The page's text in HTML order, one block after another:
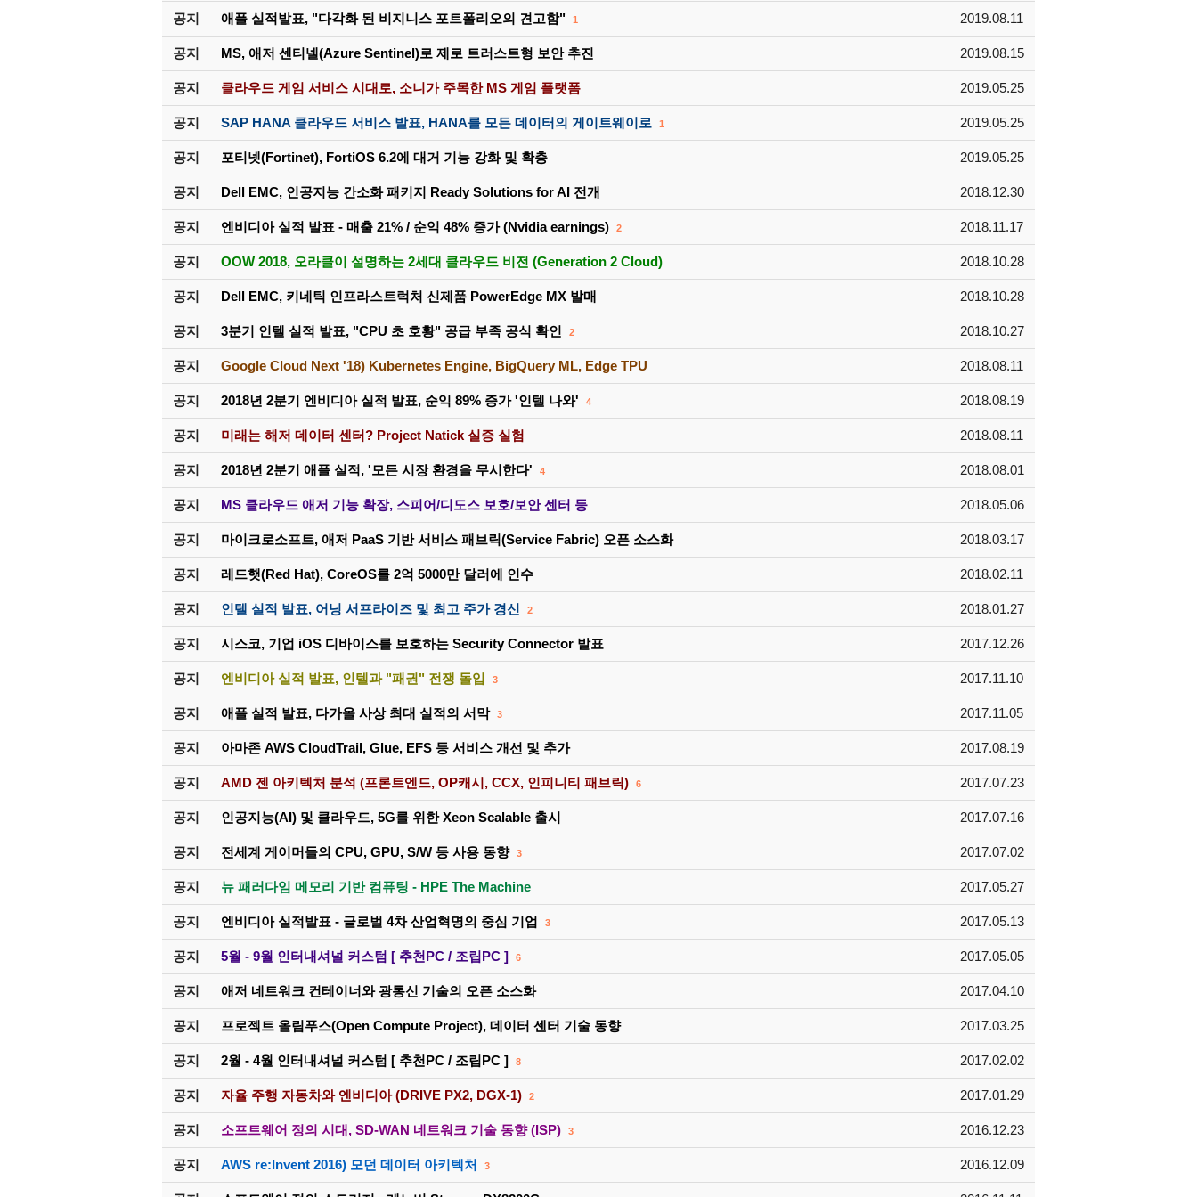
하늘의 지배자, 한국 자체개발 수퍼전투기 'KF-21 Boramae' 출고식(K-방산)
BTS, 팝과 K팝을 넘어선 새로운 '유니버셜 팝' 신장르 개척인가
SK하이닉스, 삼전 제치고 코스피 시총 1위…25년만 대장주 교체(종합)
한국 자동차 시장 정복한 '테슬라', 본격적인 전기차 시대로 전환
보증이 막 끝난 차량이 박살나서 들어왔습니다
20번 넘게 미션을 내렸던 이유
(보안혁명) 사이버 공격도 AI 시대로 진입, 이제 해킹전문가 등 필요없다
쏘렌토 싼타페 끝났다! 동급 최강의 하체구성 l 르노 필랑트 하이브리드 하...
공유기가 스파이였다? 러시아 APT28, DNS 악용해 정보 탈취
펄어비스 붉은사막, 전세계 1위 최고게임 등극? 흥행폭발
BTS, 팝과 K팝을 넘어선 새로운 '유니버셜 팝' 신장르 개척인가
공지 애플 실적발표, "다각화 된 비지니스 포트폴리오의 견고함" 1 2019.08.11
공지 MS, 애저 센티넬(Azure Sentinel)로 제로 트러스트형 보안 추진 2019.08.15
공지 클라우드 게임 서비스 시대로, 소니가 주목한 MS 게임 플랫폼 2019.05.25
공지 SAP HANA 클라우드 서비스 발표, HANA를 모든 데이터의 게이트웨이로 1 2019.05.25
공지 포티넷(Fortinet), FortiOS 6.2에 대거 기능 강화 및 확충 2019.05.25
공지 Dell EMC, 인공지능 간소화 패키지 Ready Solutions for AI 전개 2018.12.30
공지 엔비디아 실적 발표 - 매출 21% / 순익 48% 증가 (Nvidia earnings) 2 2018.11.17
공지 OOW 2018, 오라클이 설명하는 2세대 클라우드 비전 (Generation 2 Cloud) 2018.10.28
공지 Dell EMC, 키네틱 인프라스트럭처 신제품 PowerEdge MX 발매 2018.10.28
공지 3분기 인텔 실적 발표, "CPU 초 호황" 공급 부족 공식 확인 2 2018.10.27
공지 Google Cloud Next '18) Kubernetes Engine, BigQuery ML, Edge TPU 2018.08.11
공지 2018년 2분기 엔비디아 실적 발표, 순익 89% 증가 '인텔 나와' 4 2018.08.19
공지 미래는 해저 데이터 센터? Project Natick 실증 실험 2018.08.11
공지 2018년 2분기 애플 실적, '모든 시장 환경을 무시한다' 4 2018.08.01
공지 MS 클라우드 애저 기능 확장, 스피어/디도스 보호/보안 센터 등 2018.05.06
공지 마이크로소프트, 애저 PaaS 기반 서비스 패브릭(Service Fabric) 오픈 소스화 2018.03.17
공지 레드햇(Red Hat), CoreOS를 2억 5000만 달러에 인수 2018.02.11
공지 인텔 실적 발표, 어닝 서프라이즈 및 최고 주가 경신 2 2018.01.27
공지 시스코, 기업 iOS 디바이스를 보호하는 Security Connector 발표 2017.12.26
공지 엔비디아 실적 발표, 인텔과 "패권" 전쟁 돌입 3 2017.11.10
공지 애플 실적 발표, 다가올 사상 최대 실적의 서막 3 2017.11.05
공지 아마존 AWS CloudTrail, Glue, EFS 등 서비스 개선 및 추가 2017.08.19
공지 AMD 젠 아키텍처 분석 (프론트엔드, OP캐시, CCX, 인피니티 패브릭) 6 2017.07.23
공지 인공지능(AI) 및 클라우드, 5G를 위한 Xeon Scalable 출시 2017.07.16
공지 전세계 게이머들의 CPU, GPU, S/W 등 사용 동향 3 2017.07.02
공지 뉴 패러다임 메모리 기반 컴퓨팅 - HPE The Machine 2017.05.27
공지 엔비디아 실적발표 - 글로벌 4차 산업혁명의 중심 기업 3 2017.05.13
공지 5월 - 9월 인터내셔널 커스텀 [ 추천PC / 조립PC ] 6 2017.05.05
공지 애저 네트워크 컨테이너와 광통신 기술의 오픈 소스화 2017.04.10
공지 프로젝트 올림푸스(Open Compute Project), 데이터 센터 기술 동향 2017.03.25
공지 2월 - 4월 인터내셔널 커스텀 [ 추천PC / 조립PC ] 8 2017.02.02
공지 자율 주행 자동차와 엔비디아 (DRIVE PX2, DGX-1) 2 2017.01.29
공지 소프트웨어 정의 시대, SD-WAN 네트워크 기술 동향 (ISP) 3 2016.12.23
공지 AWS re:Invent 2016) 모던 데이터 아키텍처 3 2016.12.09